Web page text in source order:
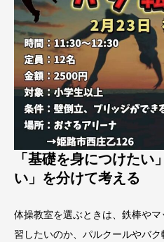
「基礎を身につけたい
い」を分けて考える
体操教室を選ぶときは、鉄棒や
習したいのか、パルクールやバ